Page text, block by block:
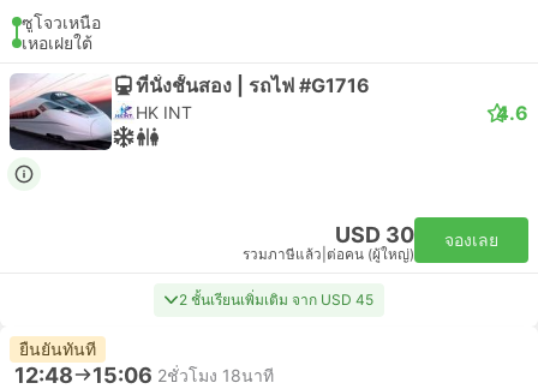
ซูโจวเหนือ
เหอเฝยใต้
ที่นั่งชั้นสอง | รถไฟ #G1716
HK INT 4.6
USD 30
รวมภาษีแล้ว ต่อคน (ผู้ใหญ่)
จองเลย
2 ชั้นเรียนเพิ่มเติม จาก USD 45
ยืนยันทันที
12:48 15:06 2ชั่วโมง 18นาที